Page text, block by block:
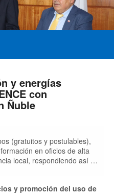
y energías
con
Ñuble
(gratuitos y postulables),
en oficios de alta
local, respondiendo así a
y promoción del uso de